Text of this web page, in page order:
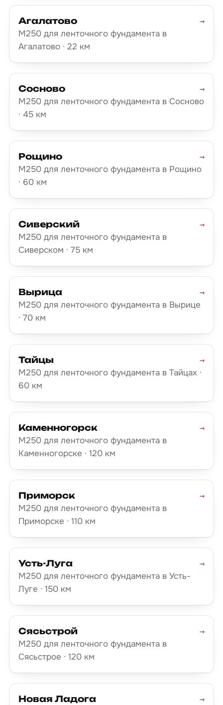
Агалатово
М250 для ленточного фундамента в
Агалатово · 22 км
→
Сосново
М250 для ленточного фундамента в Сосново
· 45 км
→
Рощино
М250 для ленточного фундамента в Рощино
· 60 км
→
Сиверский
М250 для ленточного фундамента в
Сиверском · 75 км
→
Вырица
М250 для ленточного фундамента в Вырице
· 70 км
→
Тайцы
М250 для ленточного фундамента в Тайцах ·
60 км
→
Каменногорск
М250 для ленточного фундамента в
Каменногорске · 120 км
→
Приморск
М250 для ленточного фундамента в
Приморске · 110 км
→
Усть-Луга
М250 для ленточного фундамента в Усть-
Луге · 150 км
→
Сясьстрой
М250 для ленточного фундамента в
Сясьстрое · 120 км
→
Новая Ладога
→